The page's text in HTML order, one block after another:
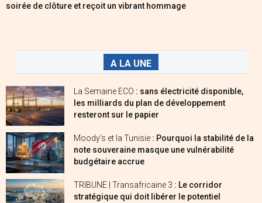
soirée de clôture et reçoit un vibrant hommage
A LA UNE
La Semaine ECO : sans électricité disponible,
les milliards du plan de développement
resteront sur le papier
Moody’s et la Tunisie : Pourquoi la stabilité de la
note souveraine masque une vulnérabilité
budgétaire accrue
TRIBUNE | Transafricaine 3 : Le corridor
stratégique qui doit libérer le potentiel